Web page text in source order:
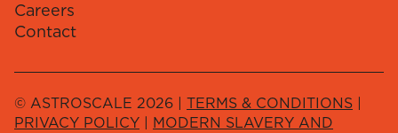
Careers
Contact
© ASTROSCALE 2026 | TERMS & CONDITIONS |
PRIVACY POLICY | MODERN SLAVERY AND